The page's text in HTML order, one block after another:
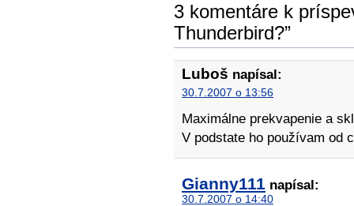
3 komentáre k
Thunderbird?”
Luboš napísal:
30.7.2007 o 13:56
Maximálne prekvapenie a
V podstate ho používam od
Gianny111 napísal:
30.7.2007 o 14:40